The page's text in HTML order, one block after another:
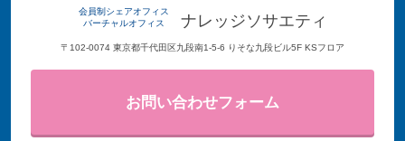
会員制シェアオフィス
バーチャルオフィス
ナレッジソサエティ
〒102-0074 東京都千代田区九段南1-5-6 りそな九段ビル5F KSフロア
お問い合わせフォーム